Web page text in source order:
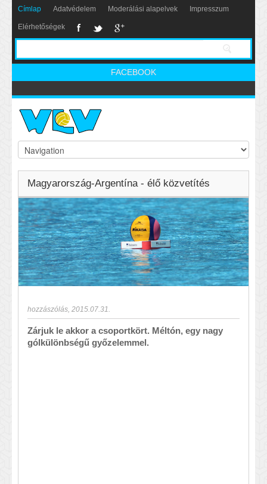
Címlap Adatvédelem Moderálási alapelvek Impresszum
Elérhetőségek
FACEBOOK
Magyarország-Argentína - élő közvetítés
hozzászólás 2015.07.31.
Zárjuk le akkor a csoportkört. Méltón, egy nagy
gólkülönbségű győzelemmel.